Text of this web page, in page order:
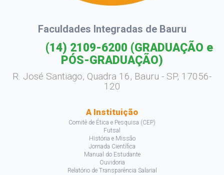
Faculdades Integradas de Bauru
(14) 2109-6200 (GRADUAÇÃO e
PÓS-GRADUAÇÃO)
R. José Santiago, Quadra 16, Bauru - SP, 17056-
120
A Instituição
Comitê de Ética e Pesquisa (CEP)
Futsal
História e Missão
Jornada Científica
Manual do Estudante
Ouvidoria
Relatório de Transparência Salarial